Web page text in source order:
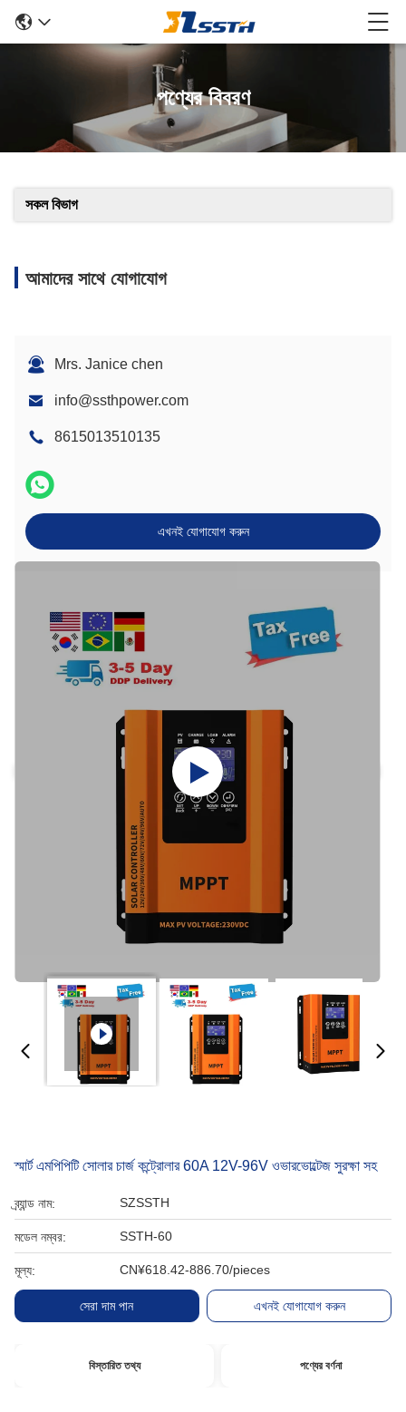
পণ্যের বিবরণ
সকল বিভাগ
আমাদের সাথে যোগাযোগ
Mrs. Janice chen
info@ssthpower.com
8615013510135
এখনই যোগাযোগ করুন
স্মার্ট এমপিপিটি সোলার চার্জ কন্ট্রোলার 60A 12V-96V ওভারভোল্টেজ সুরক্ষা সহ
ব্র্যান্ড নাম: SZSSTH
মডেল নম্বর: SSTH-60
মূল্য: CN¥618.42-886.70/pieces
সেরা দাম পান এখনই যোগাযোগ করুন
বিস্তারিত তথ্য পণ্যের বর্ণনা